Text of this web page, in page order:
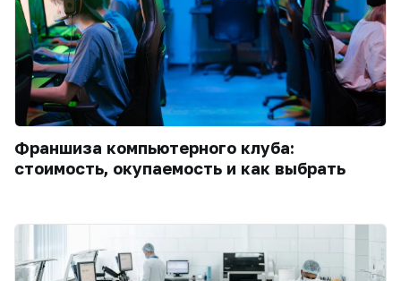
Франшиза компьютерного клуба:
стоимость, окупаемость и как выбрать